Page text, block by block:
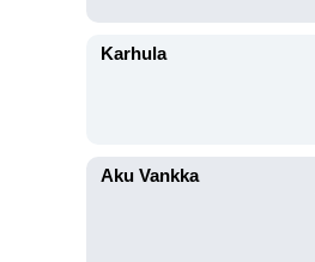
Karhula
Aku Vankka